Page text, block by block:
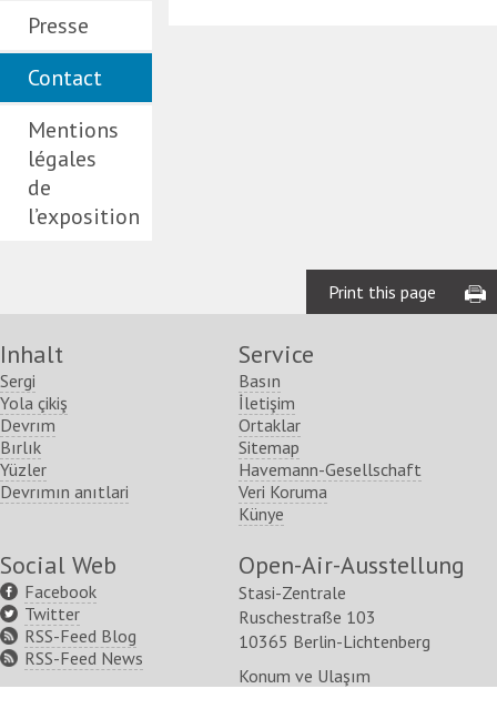
Presse
Contact
Mentions
légales
de
l’exposition
Print this page
Inhalt
Sergi
Yola çikiş
Devrım
Bırlık
Yüzler
Devrımın anıtlari
Service
Basın
İletişim
Ortaklar
Sitemap
Havemann-Gesellschaft
Veri Koruma
Künye
Social Web
Facebook
Twitter
RSS-Feed Blog
RSS-Feed News
Open-Air-Ausstellung
Stasi-Zentrale
Ruschestraße 103
10365 Berlin-Lichtenberg
Konum ve Ulaşım